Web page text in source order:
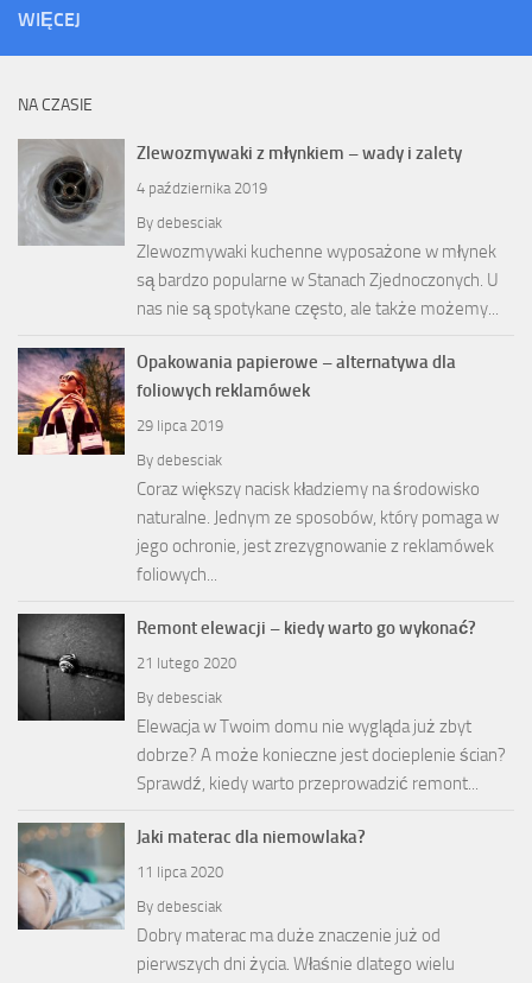
WIĘCEJ
NA CZASIE
Zlewozmywaki z młynkiem – wady i zalety
4 października 2019
By debesciak
Zlewozmywaki kuchenne wyposażone w młynek
są bardzo popularne w Stanach Zjednoczonych. U
nas nie są spotykane często, ale także możemy...
Opakowania papierowe – alternatywa dla
foliowych reklamówek
29 lipca 2019
By debesciak
Coraz większy nacisk kładziemy na środowisko
naturalne. Jednym ze sposobów, który pomaga w
jego ochronie, jest zrezygnowanie z reklamówek
foliowych...
Remont elewacji – kiedy warto go wykonać?
21 lutego 2020
By debesciak
Elewacja w Twoim domu nie wygląda już zbyt
dobrze? A może konieczne jest docieplenie ścian?
Sprawdź, kiedy warto przeprowadzić remont...
Jaki materac dla niemowlaka?
11 lipca 2020
By debesciak
Dobry materac ma duże znaczenie już od
pierwszych dni życia. Właśnie dlatego wielu